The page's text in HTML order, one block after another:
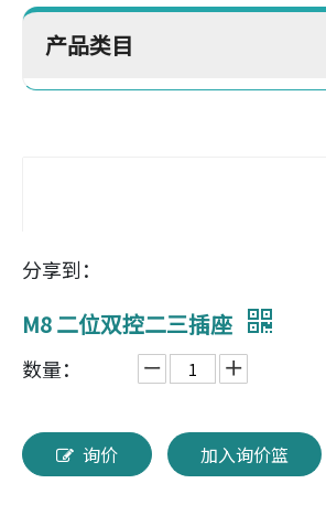
产品类目
分享到：
M8 二位双控二三插座
数量：
询价 加入询价篮